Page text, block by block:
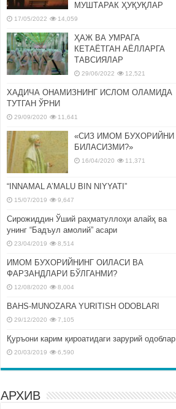
МУШТАРАК ҲУҚУҚЛАР
17/05/2022 14,059
ҲАЖ ВА УМРАГА
КЕТАЁТГАН АЁЛЛАРГА
ТАВСИЯЛАР
29/06/2022 12,521
ХАДИЧА ОНАМИЗНИНГ ИСЛОМ ОЛАМИДА
ТУТГАН ЎРНИ
29/09/2020 11,641
«СИЗ ИМОМ БУХОРИЙНИ
БИЛАСИЗМИ?»
16/04/2020 11,371
“INNAMAL A’MALU BIN NIYYATI”
15/07/2019 9,647
Сирожиддин Ўший раҳматуллоҳи алайҳ ва
унинг “Бадъул амолий” асари
23/04/2019 8,514
ИМОМ БУХОРИЙНИНГ ОИЛАСИ ВА
ФАРЗАНДЛАРИ БЎЛГАНМИ?
12/08/2020 8,004
BAHS-MUNOZARA YURITISH ODOBLARI
29/12/2020 7,105
Қуръони карим қироатидаги зарурий одоблар
20/03/2019 6,590
АРХИВ